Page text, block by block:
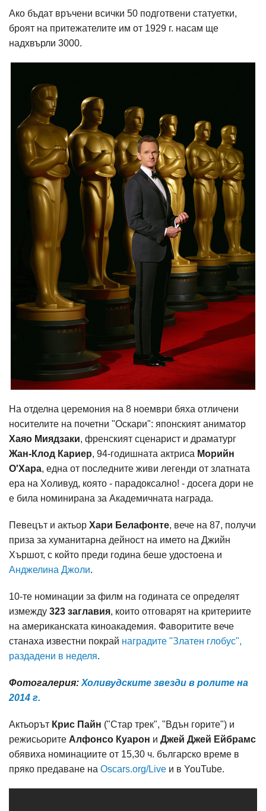
Ако бъдат връчени всички 50 подготвени статуетки,
броят на притежателите им от 1929 г. насам ще
надхвърли 3000.
На отделна церемония на 8 ноември бяха отличени
носителите на почетни "Оскари": японският аниматор
Хаяо Миядзаки, френският сценарист и драматург
Жан-Клод Кариер, 94-годишната актриса Морийн
О'Хара, една от последните живи легенди от златната
ера на Холивуд, която - парадоксално! - досега дори не
е била номинирана за Академичната награда.
Певецът и актьор Хари Белафонте, вече на 87, получи
приза за хуманитарна дейност на името на Джийн
Хършот, с който преди година беше удостоена и
Анджелина Джоли.
10-те номинации за филм на годината се определят
измежду 323 заглавия, които отговарят на критериите
на американската киноакадемия. Фаворитите вече
станаха известни покрай наградите "Златен глобус",
раздадени в неделя.
Фотогалерия: Холивудските звезди в ролите на
2014 г.
Актьорът Крис Пайн ("Стар трек", "Вдън горите") и
режисьорите Алфонсо Куарон и Джей Джей Ейбрамс
обявиха номинациите от 15,30 ч. българско време в
пряко предаване на Oscars.org/Live и в YouTube.